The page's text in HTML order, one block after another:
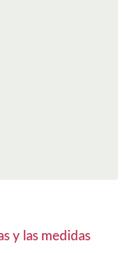
y las medidas